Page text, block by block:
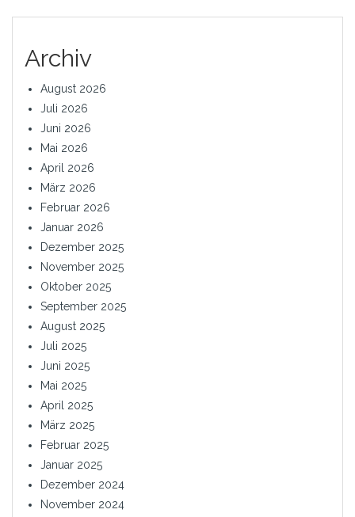
Archiv
August 2026
Juli 2026
Juni 2026
Mai 2026
April 2026
März 2026
Februar 2026
Januar 2026
Dezember 2025
November 2025
Oktober 2025
September 2025
August 2025
Juli 2025
Juni 2025
Mai 2025
April 2025
März 2025
Februar 2025
Januar 2025
Dezember 2024
November 2024